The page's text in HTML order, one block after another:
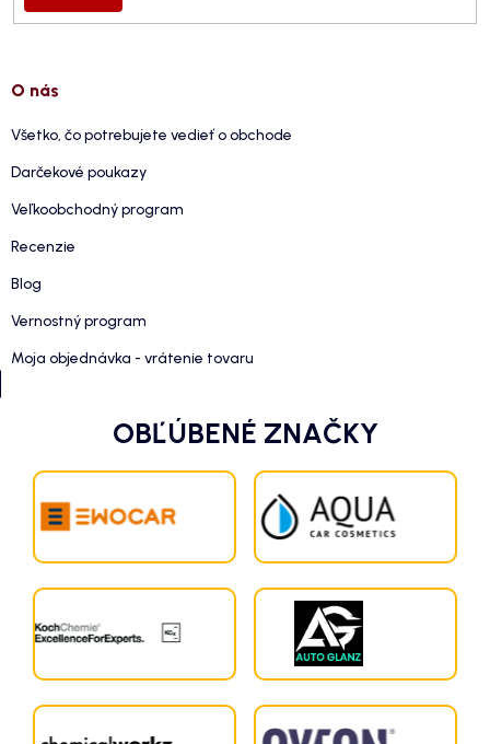
O nás
Všetko, čo potrebujete vedieť o obchode
Darčekové poukazy
Veľkoobchodný program
Recenzie
Blog
Vernostný program
Moja objednávka - vrátenie tovaru
OBĽÚBENÉ ZNAČKY